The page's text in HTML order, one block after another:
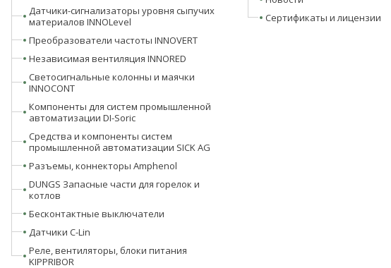
Датчики-сигнализаторы уровня сыпучих
материалов INNOLevel
Преобразователи частоты INNOVERT
Независимая вентиляция INNORED
Светосигнальные колонны и маячки
INNOCONT
Компоненты для систем промышленной
автоматизации DI-Soric
Средства и компоненты систем
промышленной автоматизации SICK AG
Разъемы, коннекторы Amphenol
DUNGS Запасные части для горелок и
котлов
Бесконтактные выключатели
Датчики C-Lin
Реле, вентиляторы, блоки питания
KIPPRIBOR
Сертификаты и лицензии